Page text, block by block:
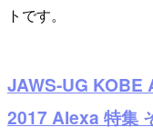
トです。
JAWS-UG
2017 Alexa 特集